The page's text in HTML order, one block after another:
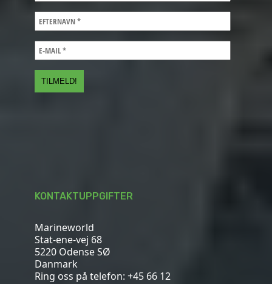
KONTAKTUPPGIFTER
Marineworld
Stat-ene-vej 68
5220 Odense SØ
Danmark
Ring oss på telefon: +45 66 12